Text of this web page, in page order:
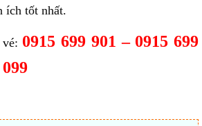
ích tốt nhất.
0915 699 901 – 0915 699